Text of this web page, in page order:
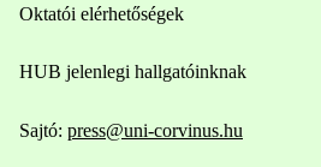
Oktatói elérhetőségek
HUB jelenlegi hallgatóinknak
Sajtó: press@uni-corvinus.hu